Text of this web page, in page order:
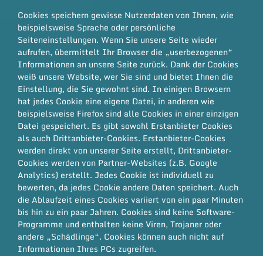
Cookies speichern gewisse Nutzerdaten von Ihnen, wie
beispielsweise Sprache oder persönliche
Seiteneinstellungen. Wenn Sie unsere Seite wieder
aufrufen, übermittelt Ihr Browser die „userbezogenen“
Informationen an unsere Seite zurück. Dank der Cookies
weiß unsere Website, wer Sie sind und bietet Ihnen die
Einstellung, die Sie gewohnt sind. In einigen Browsern
hat jedes Cookie eine eigene Datei, in anderen wie
beispielsweise Firefox sind alle Cookies in einer einzigen
Datei gespeichert. Es gibt sowohl Erstanbieter Cookies
als auch Drittanbieter-Cookies. Erstanbieter-Cookies
werden direkt von unserer Seite erstellt, Drittanbieter-
Cookies werden von Partner-Websites (z.B. Google
Analytics) erstellt. Jedes Cookie ist individuell zu
bewerten, da jedes Cookie andere Daten speichert. Auch
die Ablaufzeit eines Cookies variiert von ein paar Minuten
bis hin zu ein paar Jahren. Cookies sind keine Software-
Programme und enthalten keine Viren, Trojaner oder
andere „Schädlinge“. Cookies können auch nicht auf
Informationen Ihres PCs zugreifen.